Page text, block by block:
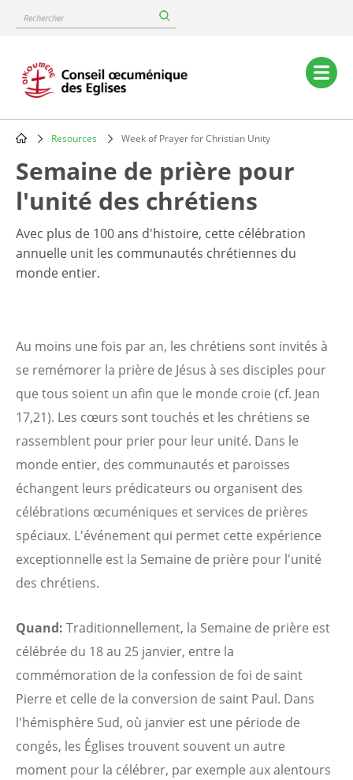
content
Rechercher
Main
navigation
Breadcrumb
Resources Week of Prayer for Christian Unity
Semaine de prière pour
l'unité des chrétiens
Avec plus de 100 ans d'histoire, cette célébration
annuelle unit les communautés chrétiennes du
monde entier.
Au moins une fois par an, les chrétiens sont invités à
se remémorer la prière de Jésus à ses disciples pour
que tous soient un afin que le monde croie (cf. Jean
17,21). Les cœurs sont touchés et les chrétiens se
rassemblent pour prier pour leur unité. Dans le
monde entier, des communautés et paroisses
échangent leurs prédicateurs ou organisent des
célébrations œcuméniques et services de prières
spéciaux. L'événement qui permet cette expérience
exceptionnelle est la Semaine de prière pour l'unité
des chrétiens.
Quand: Traditionnellement, la Semaine de prière est
célébrée du 18 au 25 janvier, entre la
commémoration de la confession de foi de saint
Pierre et celle de la conversion de saint Paul. Dans
l'hémisphère Sud, où janvier est une période de
congés, les Églises trouvent souvent un autre
moment pour la célébrer, par exemple aux alentours